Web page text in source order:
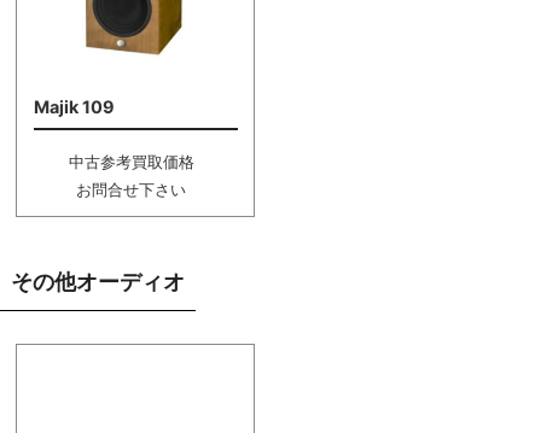
Majik 109
中古参考買取価格
お問合せ下さい
その他オーディオ